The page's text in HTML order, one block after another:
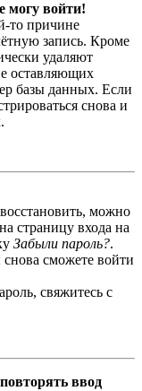
могу войти!
то причине
запись. Кроме
удаляют
оставляющих
базы данных. Если
снова и
можно
страницу входа на
Забыли пароль?.
сможете войти
свяжитесь с
ввод